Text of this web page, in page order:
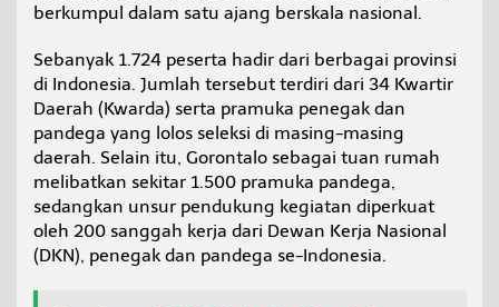
1
7
2
4
P
e
s
e
r
t
a
I
berkumpul dalam satu ajang berskala nasional.
Sebanyak 1.724 peserta hadir dari berbagai provinsi
di Indonesia. Jumlah tersebut terdiri dari 34 Kwartir
Daerah (Kwarda) serta pramuka penegak dan
pandega yang lolos seleksi di masing-masing
daerah. Selain itu, Gorontalo sebagai tuan rumah
melibatkan sekitar 1.500 pramuka pandega,
sedangkan unsur pendukung kegiatan diperkuat
oleh 200 sanggah kerja dari Dewan Kerja Nasional
(DKN), penegak dan pandega se-Indonesia.